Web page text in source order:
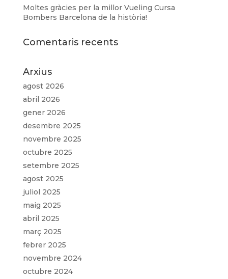
Moltes gràcies per la millor Vueling Cursa
Bombers Barcelona de la història!
Comentaris recents
Arxius
agost 2026
abril 2026
gener 2026
desembre 2025
novembre 2025
octubre 2025
setembre 2025
agost 2025
juliol 2025
maig 2025
abril 2025
març 2025
febrer 2025
novembre 2024
octubre 2024